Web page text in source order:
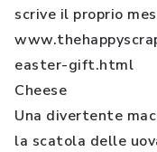
scrive il proprio
easter-gift.html
Cheese
Una divertente
la scatola delle